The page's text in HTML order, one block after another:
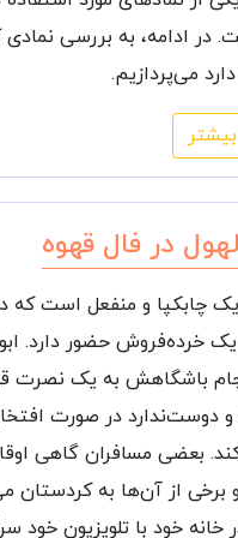
در ادامه، به بررسی نمادی
می‌پردازیم.
در فال قهوه
یک چابکپا و منفعل است که
خرده‌فروش حضور دارد.
باشگاهش به یک نصرت
دوست‌ندارد در صورت
بعضی مسافران گاهی
برخی از آن‌ها به کردستان
خود با تلویزیون خود